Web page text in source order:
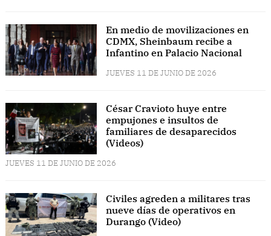
En medio de movilizaciones en
CDMX, Sheinbaum recibe a
Infantino en Palacio Nacional
JUEVES 11 DE JUNIO DE 2026
César Cravioto huye entre
empujones e insultos de
familiares de desaparecidos
(Videos)
JUEVES 11 DE JUNIO DE 2026
Civiles agreden a militares tras
nueve días de operativos en
Durango (Video)